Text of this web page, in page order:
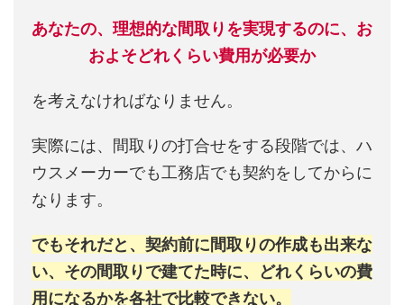
あなたの、理想的な間取りを実現するのに、お
およそどれくらい費用が必要か
を考えなければなりません。
実際には、間取りの打合せをする段階では、ハ
ウスメーカーでも工務店でも契約をしてからに
なります。
でもそれだと、契約前に間取りの作成も出来な
い、その間取りで建てた時に、どれくらいの費
用になるかを各社で比較できない。